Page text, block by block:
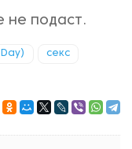
не подаст.
секс